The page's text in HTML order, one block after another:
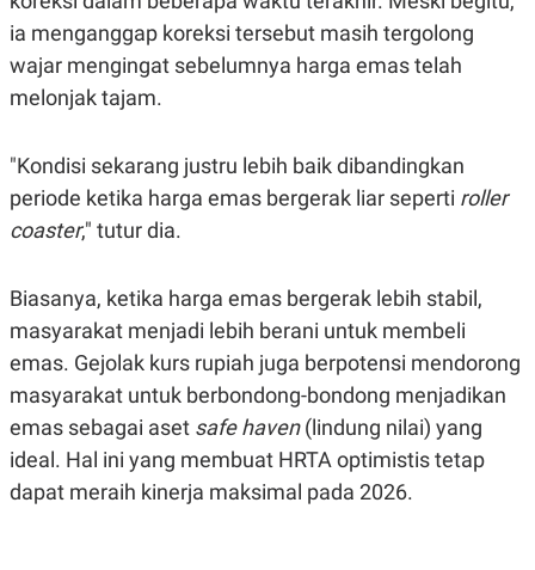
ia menganggap koreksi tersebut masih tergolong
wajar mengingat sebelumnya harga emas telah
melonjak tajam.
"Kondisi sekarang justru lebih baik dibandingkan
periode ketika harga emas bergerak liar seperti roller
coaster," tutur dia.
Biasanya, ketika harga emas bergerak lebih stabil,
masyarakat menjadi lebih berani untuk membeli
emas. Gejolak kurs rupiah juga berpotensi mendorong
masyarakat untuk berbondong-bondong menjadikan
emas sebagai aset safe haven(lindung nilai) yang
ideal. Hal ini yang membuat HRTA optimistis tetap
dapat meraih kinerja maksimal pada 2026.